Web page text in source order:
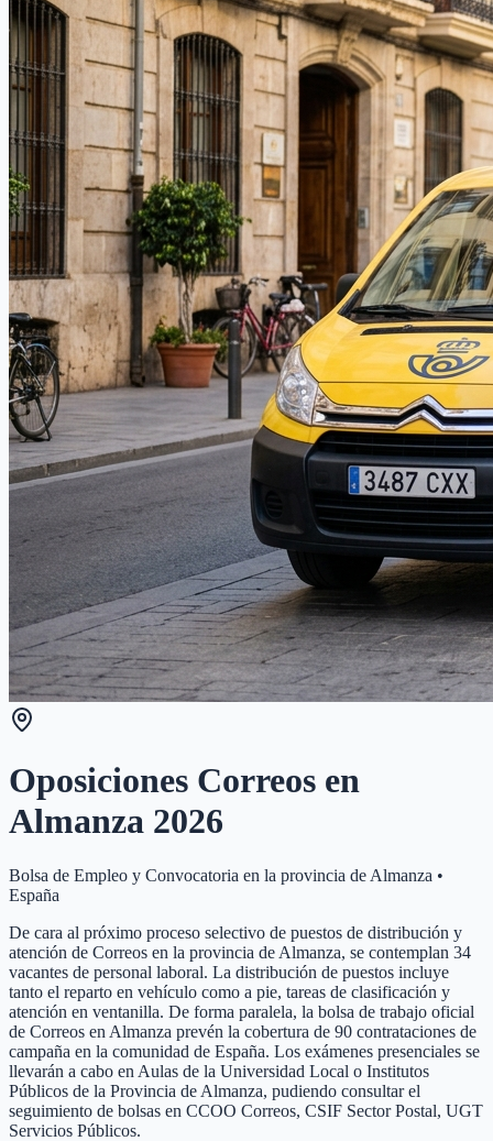
Oposiciones Correos en
Almanza 2026
Bolsa de Empleo y Convocatoria en la provincia de Almanza •
España
De cara al próximo proceso selectivo de puestos de distribución y
atención de Correos en la provincia de Almanza, se contemplan 34
vacantes de personal laboral. La distribución de puestos incluye
tanto el reparto en vehículo como a pie, tareas de clasificación y
atención en ventanilla. De forma paralela, la bolsa de trabajo oficial
de Correos en Almanza prevén la cobertura de 90 contrataciones de
campaña en la comunidad de España. Los exámenes presenciales se
llevarán a cabo en Aulas de la Universidad Local o Institutos
Públicos de la Provincia de Almanza, pudiendo consultar el
seguimiento de bolsas en CCOO Correos, CSIF Sector Postal, UGT
Servicios Públicos.